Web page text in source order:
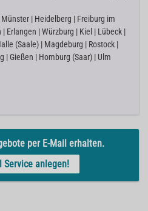
| Heidelberg | Freiburg im
Erlangen | Würzburg | Kiel | Lübeck |
(Saale) | Magdeburg | Rostock |
| Gießen | Homburg (Saar) | Ulm
per E-Mail erhalten.
Service anlegen!